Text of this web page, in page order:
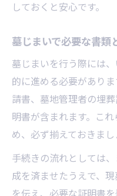
しておくと安心です。
墓じまいで必要な書類
墓じまいを行う際には
的に進める必要があり
請書、墓地管理者の埋
明書が含まれます。こ
め、必ず揃えておきまし
手続きの流れとしては
成を済ませたうえで、
を伝え、必要な証明書